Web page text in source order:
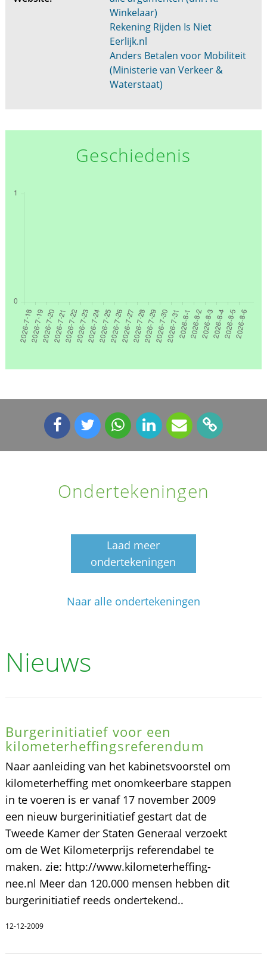
Winkelaar)
Rekening Rijden Is Niet
Eerlijk.nl
Anders Betalen voor Mobiliteit
(Ministerie van Verkeer &
Waterstaat)
Geschiedenis
Ondertekeningen
Laad meer
ondertekeningen
Naar alle ondertekeningen
Nieuws
Burgerinitiatief voor een
kilometerheffingsreferendum
Naar aanleiding van het kabinetsvoorstel om
kilometerheffing met onomkeerbare stappen
in te voeren is er vanaf 17 november 2009
een nieuw burgerinitiatief gestart dat de
Tweede Kamer der Staten Generaal verzoekt
om de Wet Kilometerprijs referendabel te
maken. zie: http://www.kilometerheffing-
nee.nl Meer dan 120.000 mensen hebben dit
burgerinitiatief reeds ondertekend..
12-12-2009